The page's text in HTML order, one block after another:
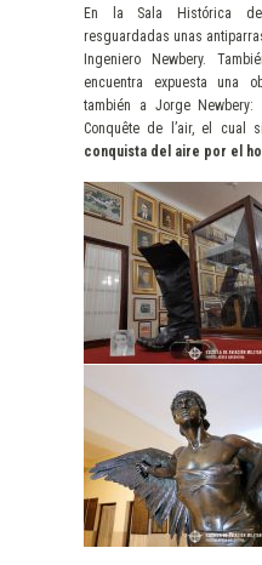
En la Sala Histórica
resguardadas unas
Ingeniero Newbery.
encuentra expuesta una
también a Jorge
Conquête de l’air, el cual
conquista del aire por el